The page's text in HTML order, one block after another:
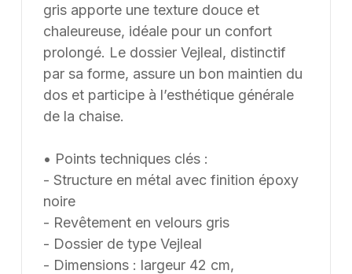
gris apporte une texture douce et
chaleureuse, idéale pour un confort
prolongé. Le dossier Vejleal, distinctif
par sa forme, assure un bon maintien du
dos et participe à l’esthétique générale
de la chaise.
• Points techniques clés :
- Structure en métal avec finition époxy
noire
- Revêtement en velours gris
- Dossier de type Vejleal
- Dimensions : largeur 42 cm,